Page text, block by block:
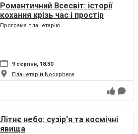
Романтичний Всесвіт: історії
кохання крізь час і простір
Програма планетарію
9 серпня, 18:30
Планетарій Noosphere
Літнє небо: сузір’я та космічні
явища